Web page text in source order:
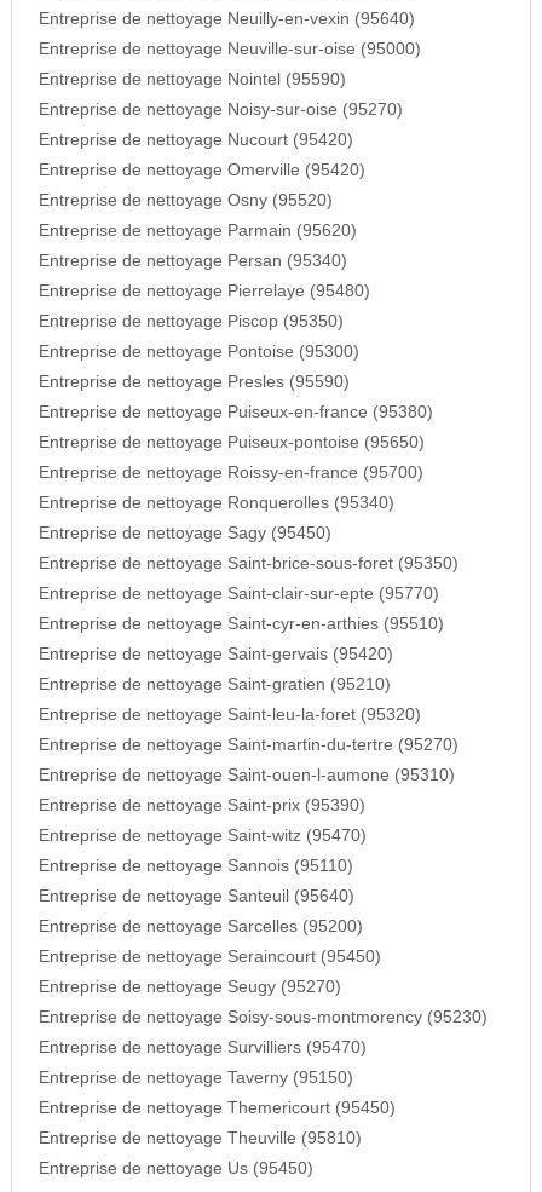
Entreprise de nettoyage Neuilly-en-vexin (95640)
Entreprise de nettoyage Neuville-sur-oise (95000)
Entreprise de nettoyage Nointel (95590)
Entreprise de nettoyage Noisy-sur-oise (95270)
Entreprise de nettoyage Nucourt (95420)
Entreprise de nettoyage Omerville (95420)
Entreprise de nettoyage Osny (95520)
Entreprise de nettoyage Parmain (95620)
Entreprise de nettoyage Persan (95340)
Entreprise de nettoyage Pierrelaye (95480)
Entreprise de nettoyage Piscop (95350)
Entreprise de nettoyage Pontoise (95300)
Entreprise de nettoyage Presles (95590)
Entreprise de nettoyage Puiseux-en-france (95380)
Entreprise de nettoyage Puiseux-pontoise (95650)
Entreprise de nettoyage Roissy-en-france (95700)
Entreprise de nettoyage Ronquerolles (95340)
Entreprise de nettoyage Sagy (95450)
Entreprise de nettoyage Saint-brice-sous-foret (95350)
Entreprise de nettoyage Saint-clair-sur-epte (95770)
Entreprise de nettoyage Saint-cyr-en-arthies (95510)
Entreprise de nettoyage Saint-gervais (95420)
Entreprise de nettoyage Saint-gratien (95210)
Entreprise de nettoyage Saint-leu-la-foret (95320)
Entreprise de nettoyage Saint-martin-du-tertre (95270)
Entreprise de nettoyage Saint-ouen-l-aumone (95310)
Entreprise de nettoyage Saint-prix (95390)
Entreprise de nettoyage Saint-witz (95470)
Entreprise de nettoyage Sannois (95110)
Entreprise de nettoyage Santeuil (95640)
Entreprise de nettoyage Sarcelles (95200)
Entreprise de nettoyage Seraincourt (95450)
Entreprise de nettoyage Seugy (95270)
Entreprise de nettoyage Soisy-sous-montmorency (95230)
Entreprise de nettoyage Survilliers (95470)
Entreprise de nettoyage Taverny (95150)
Entreprise de nettoyage Themericourt (95450)
Entreprise de nettoyage Theuville (95810)
Entreprise de nettoyage Us (95450)